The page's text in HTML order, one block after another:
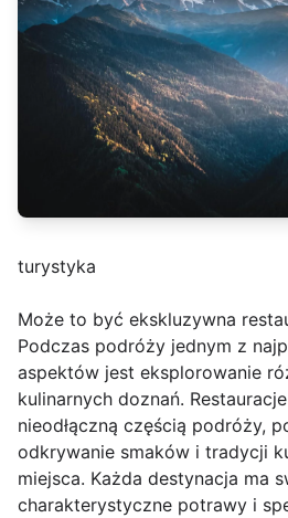
turystyka
Może to być ekskluzywna
Podczas podróży jednym z
aspektów jest eksplorowanie
kulinarnych doznań.
nieodłączną częścią podróży,
odkrywanie smaków i tradycji
miejsca. Każda destynacja ma
charakterystyczne potrawy i